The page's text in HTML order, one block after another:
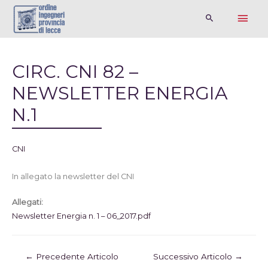
CIRC. CNI 82 –
NEWSLETTER ENERGIA
N.1
CNI
In allegato la newsletter del CNI
Allegati:
Newsletter Energia n. 1 – 06_2017.pdf
← Precedente Articolo Successivo Articolo →